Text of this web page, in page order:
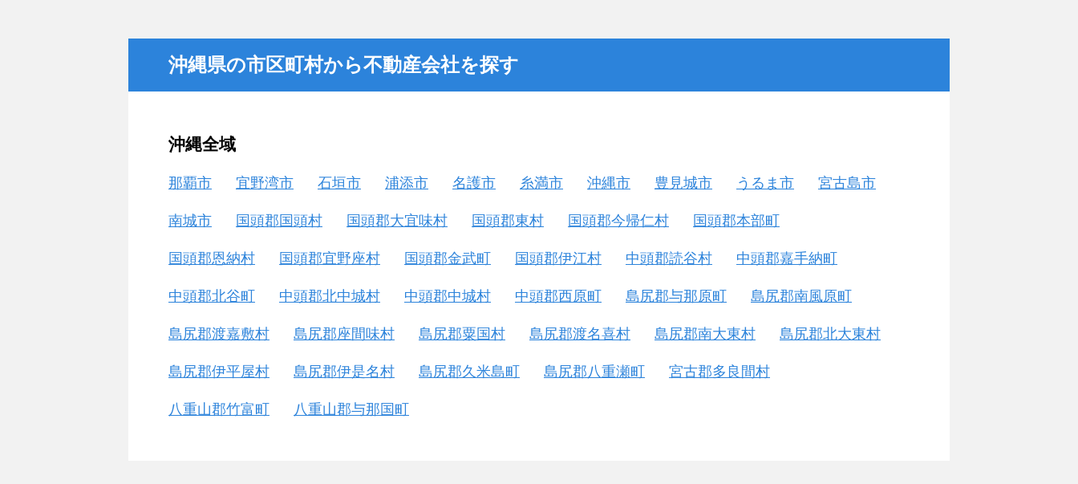
沖縄県の市区町村から不動産会社を探す
沖縄全域
那覇市 宜野湾市 石垣市 浦添市 名護市 糸満市 沖縄市 豊見城市 うるま市 宮古島市
南城市 国頭郡国頭村 国頭郡大宜味村 国頭郡東村 国頭郡今帰仁村 国頭郡本部町
国頭郡恩納村 国頭郡宜野座村 国頭郡金武町 国頭郡伊江村 中頭郡読谷村 中頭郡嘉手納町
中頭郡北谷町 中頭郡北中城村 中頭郡中城村 中頭郡西原町 島尻郡与那原町 島尻郡南風原町
島尻郡渡嘉敷村 島尻郡座間味村 島尻郡粟国村 島尻郡渡名喜村 島尻郡南大東村 島尻郡北大東村
島尻郡伊平屋村 島尻郡伊是名村 島尻郡久米島町 島尻郡八重瀬町 宮古郡多良間村
八重山郡竹富町 八重山郡与那国町